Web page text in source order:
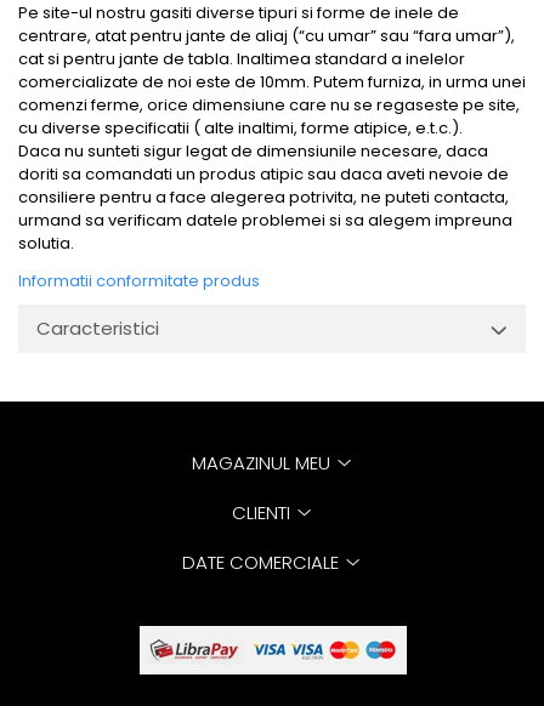
Pe site-ul nostru gasiti diverse tipuri si forme de inele de
centrare, atat pentru jante de aliaj (“cu umar” sau “fara umar”),
cat si pentru jante de tabla. Inaltimea standard a inelelor
comercializate de noi este de 10mm. Putem furniza, in urma unei
comenzi ferme, orice dimensiune care nu se regaseste pe site,
cu diverse specificatii ( alte inaltimi, forme atipice, e.t.c.).
Daca nu sunteti sigur legat de dimensiunile necesare, daca
doriti sa comandati un produs atipic sau daca aveti nevoie de
consiliere pentru a face alegerea potrivita, ne puteti contacta,
urmand sa verificam datele problemei si sa alegem impreuna
solutia.
Informatii conformitate produs
Caracteristici
MAGAZINUL MEU
CLIENTI
DATE COMERCIALE